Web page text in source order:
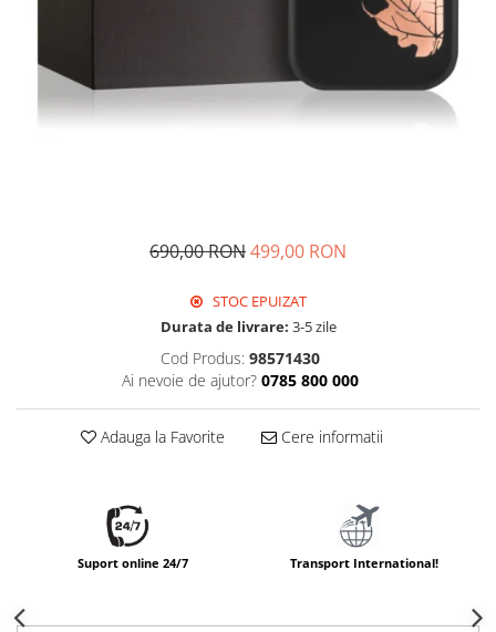
690,00 RON499,00 RON
STOC EPUIZAT
Durata de livrare: 3-5 zile
Cod Produs: 98571430
Ai nevoie de ajutor? 0785 800 000
Adauga la Favorite Cere informatii
Suport online 24/7 Transport International!